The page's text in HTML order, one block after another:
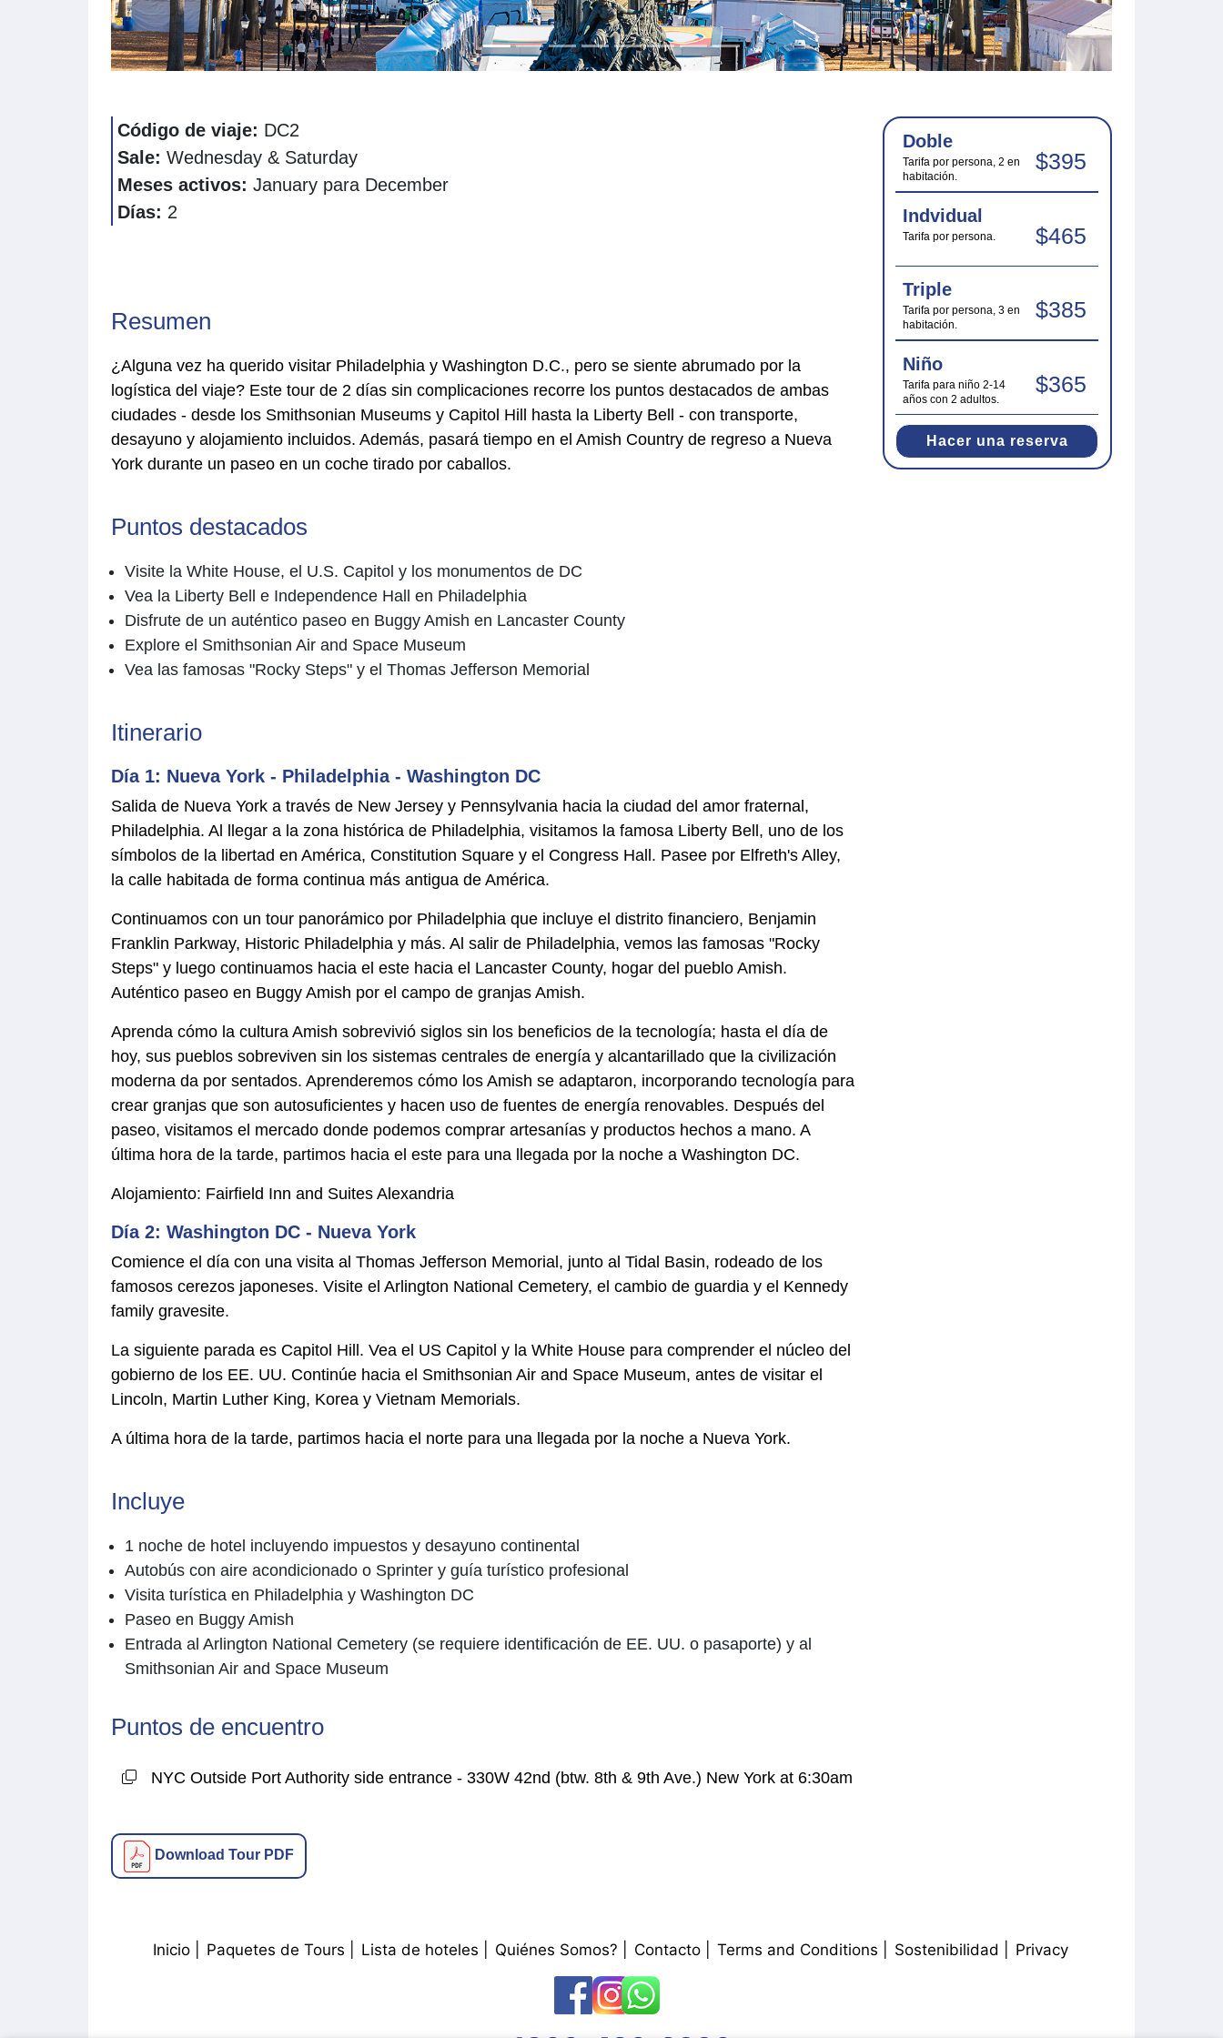
Código de viaje: DC2
Sale: Wednesday & Saturday
Meses activos: January para December
Días: 2
Resumen
¿Alguna vez ha querido visitar Philadelphia y Washington D.C., pero se siente abrumado por la
logística del viaje? Este tour de 2 días sin complicaciones recorre los puntos destacados de ambas
ciudades - desde los Smithsonian Museums y Capitol Hill hasta la Liberty Bell - con transporte,
desayuno y alojamiento incluidos. Además, pasará tiempo en el Amish Country de regreso a Nueva
York durante un paseo en un coche tirado por caballos.
Puntos destacados
Visite la White House, el U.S. Capitol y los monumentos de DC
Vea la Liberty Bell e Independence Hall en Philadelphia
Disfrute de un auténtico paseo en Buggy Amish en Lancaster County
Explore el Smithsonian Air and Space Museum
Vea las famosas "Rocky Steps" y el Thomas Jefferson Memorial
Itinerario
Día 1: Nueva York - Philadelphia - Washington DC
Salida de Nueva York a través de New Jersey y Pennsylvania hacia la ciudad del amor fraternal,
Philadelphia. Al llegar a la zona histórica de Philadelphia, visitamos la famosa Liberty Bell, uno de los
símbolos de la libertad en América, Constitution Square y el Congress Hall. Pasee por Elfreth's Alley,
la calle habitada de forma continua más antigua de América.
Continuamos con un tour panorámico por Philadelphia que incluye el distrito financiero, Benjamin
Franklin Parkway, Historic Philadelphia y más. Al salir de Philadelphia, vemos las famosas "Rocky
Steps" y luego continuamos hacia el este hacia el Lancaster County, hogar del pueblo Amish.
Auténtico paseo en Buggy Amish por el campo de granjas Amish.
Aprenda cómo la cultura Amish sobrevivió siglos sin los beneficios de la tecnología; hasta el día de
hoy, sus pueblos sobreviven sin los sistemas centrales de energía y alcantarillado que la civilización
moderna da por sentados. Aprenderemos cómo los Amish se adaptaron, incorporando tecnología para
crear granjas que son autosuficientes y hacen uso de fuentes de energía renovables. Después del
paseo, visitamos el mercado donde podemos comprar artesanías y productos hechos a mano. A
última hora de la tarde, partimos hacia el este para una llegada por la noche a Washington DC.
Alojamiento: Fairfield Inn and Suites Alexandria
Día 2: Washington DC - Nueva York
Comience el día con una visita al Thomas Jefferson Memorial, junto al Tidal Basin, rodeado de los
famosos cerezos japoneses. Visite el Arlington National Cemetery, el cambio de guardia y el Kennedy
family gravesite.
La siguiente parada es Capitol Hill. Vea el US Capitol y la White House para comprender el núcleo del
gobierno de los EE. UU. Continúe hacia el Smithsonian Air and Space Museum, antes de visitar el
Lincoln, Martin Luther King, Korea y Vietnam Memorials.
A última hora de la tarde, partimos hacia el norte para una llegada por la noche a Nueva York.
Incluye
1 noche de hotel incluyendo impuestos y desayuno continental
Autobús con aire acondicionado o Sprinter y guía turístico profesional
Visita turística en Philadelphia y Washington DC
Paseo en Buggy Amish
Entrada al Arlington National Cemetery (se requiere identificación de EE. UU. o pasaporte) y al
Smithsonian Air and Space Museum
Puntos de encuentro
NYC Outside Port Authority side entrance - 330W 42nd (btw. 8th & 9th Ave.) New York at 6:30am
Download Tour PDF
Doble
Tarifa por persona, 2 en
habitación.
$395
Indvidual
Tarifa por persona. $465
Triple
Tarifa por persona, 3 en
habitación.
$385
Niño
Tarifa para niño 2-14
años con 2 adultos.
$365
Hacer una reserva
Inicio Paquetes de Tours Lista de hoteles Quiénes Somos? Contacto Terms and Conditions Sostenibilidad Privacy